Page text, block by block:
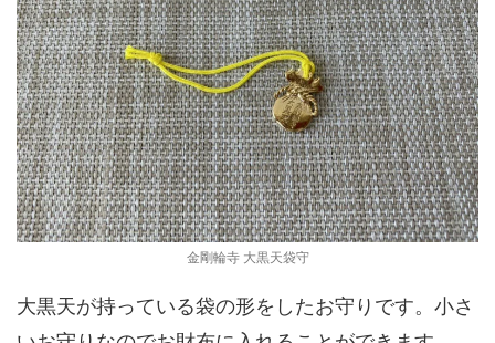
金剛輪寺 大黒天袋守
大黒天が持っている袋の形をしたお守りです。小さ